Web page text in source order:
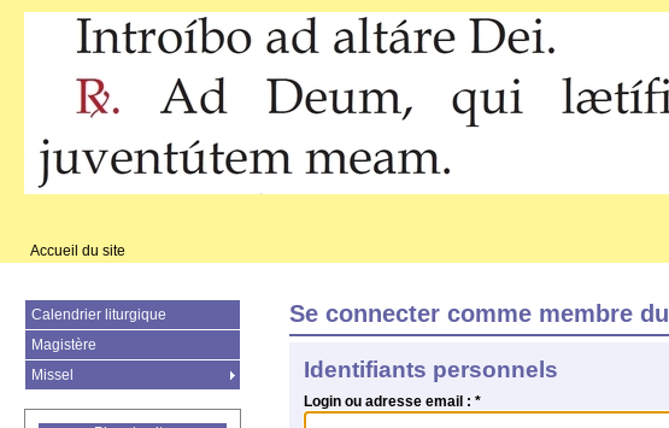
Accueil du site
Se connecter comme membre
Identifiants personnels
Login ou adresse email : *
Calendrier liturgique
Magistère
Missel